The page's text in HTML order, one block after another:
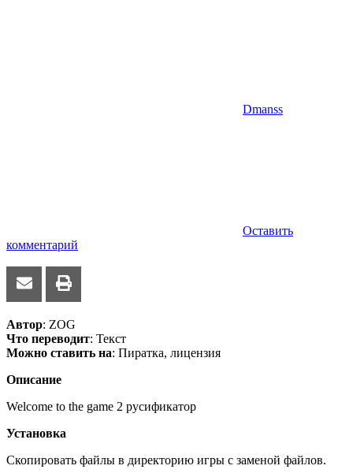
Dmanss
Оставить
комментарий
Автор: ZOG
Что переводит: Текст
Можно ставить на: Пиратка, лицензия
Описание
Welcome to the game 2 русификатор
Установка
Скопировать файлы в директорию игры с заменой файлов.